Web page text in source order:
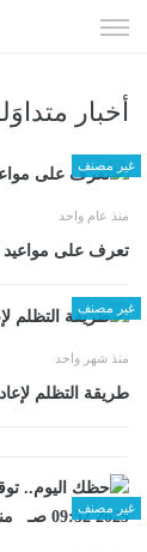
الى
أخبار
غير مصنف
منذ عام واحد
تعرف على مواعيد
غير مصنف
منذ شهر واحد
طريقة التظلم
غير مصنف